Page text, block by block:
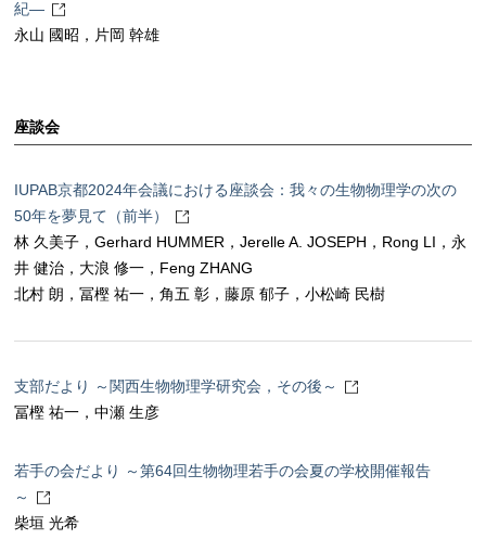
紀―
永山 國昭，片岡 幹雄
座談会
IUPAB京都2024年会議における座談会：我々の生物物理学の次の
50年を夢見て（前半）
林 久美子，Gerhard HUMMER，Jerelle A. JOSEPH，Rong LI，永
井 健治，大浪 修一，Feng ZHANG
北村 朗，冨樫 祐一，角五 彰，藤原 郁子，小松崎 民樹
支部だより ～関西生物物理学研究会，その後～
冨樫 祐一，中瀬 生彦
若手の会だより ～第64回生物物理若手の会夏の学校開催報告
～
柴垣 光希